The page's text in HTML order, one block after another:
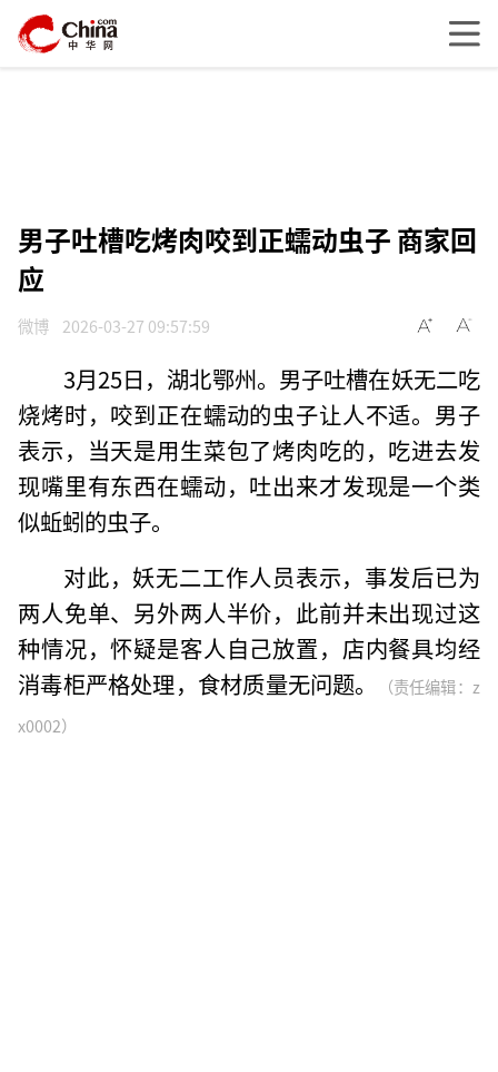
男子吐槽吃烤肉咬到正蠕动虫子 商家回
应
微博 2026-03-27 09:57:59
3月25日，湖北鄂州。男子吐槽在妖无二吃
烧烤时，咬到正在蠕动的虫子让人不适。男子
表示，当天是用生菜包了烤肉吃的，吃进去发
现嘴里有东西在蠕动，吐出来才发现是一个类
似蚯蚓的虫子。
对此，妖无二工作人员表示，事发后已为
两人免单、另外两人半价，此前并未出现过这
种情况，怀疑是客人自己放置，店内餐具均经
消毒柜严格处理，食材质量无问题。
（责任编辑：z
x0002）